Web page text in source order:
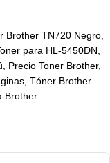
Brother TN720 Negro,
para HL-5450DN,
Precio Toner Brother,
Tóner Brother
Brother